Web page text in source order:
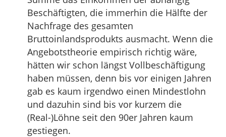
Beschäftigten, die immerhin die Hälfte der
Nachfrage des gesamten
Bruttoinlandsprodukts ausmacht. Wenn die
Angebotstheorie empirisch richtig wäre,
hätten wir schon längst Vollbeschäftigung
haben müssen, denn bis vor einigen Jahren
gab es kaum irgendwo einen Mindestlohn
und dazuhin sind bis vor kurzem die
(Real-)Löhne seit den 90er Jahren kaum
gestiegen.